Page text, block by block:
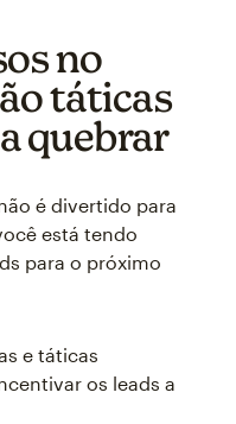
no
táticas
quebrar
é divertido para
está tendo
para o próximo
e táticas
os leads a